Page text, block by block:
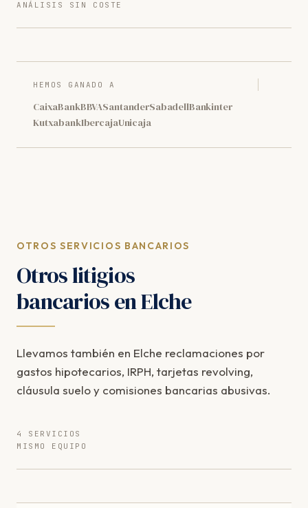
ANÁLISIS SIN COSTE
HEMOS GANADO A
CaixaBankBBVASantanderSabadellBankinter
KutxabankIbercajaUnicaja
OTROS SERVICIOS BANCARIOS
Otros litigios
bancarios en Elche
Llevamos también en Elche reclamaciones por
gastos hipotecarios, IRPH, tarjetas revolving,
cláusula suelo y comisiones bancarias abusivas.
4 SERVICIOS
MISMO EQUIPO